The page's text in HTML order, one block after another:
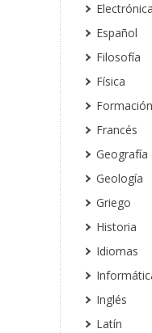
Electrónica
Español
Filosofía
Física
Francés
Geografía
Geología
Griego
Historia
Idiomas
Inglés
Latín